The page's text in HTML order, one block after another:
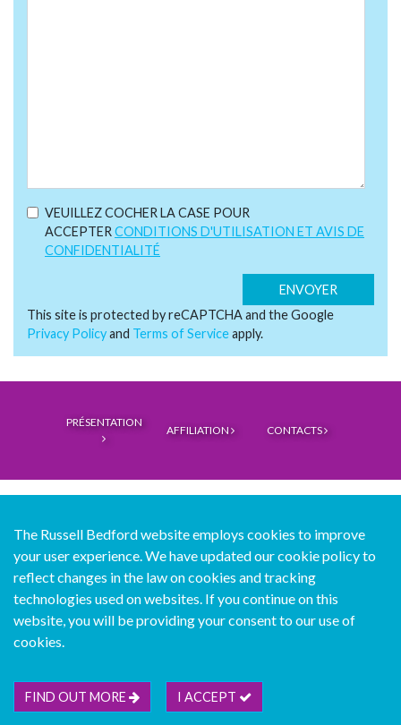
VEUILLEZ COCHER LA CASE POUR
ACCEPTER CONDITIONS D'UTILISATION ET AVIS DE
CONFIDENTIALITÉ
This site is protected by reCAPTCHA and the Google
Privacy Policyand Terms of Serviceapply.
PRÉSENTATION
AFFILIATION CONTACTS
© Copyright Russell Bedford International 2026
Téléchargez notre application d'annuaire mobile
Plan du site Legal
Suivez nous...
Contactez nous...
Rejoignez nous...
The Russell Bedford website employs cookies to improve
your user experience. We have updated our cookie policy to
reflect changes in the law on cookies and tracking
technologies used on websites. If you continue on this
website, you will be providing your consent to our use of
cookies.
FIND OUT MORE I ACCEPT